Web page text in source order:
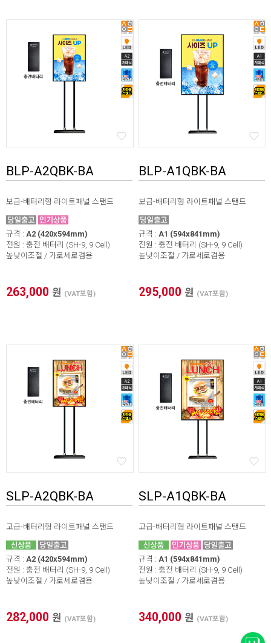
BLP-A2QBK-BA
보급-배터리형 라이트패널 스탠드
규격 : A2 (420x594mm)
전원 : 충전 배터리 (SH-9, 9 Cell)
높낮이조절 / 가로세로겸용
263,000 원 (VAT포함)
BLP-A1QBK-BA
보급-배터리형 라이트패널 스탠드
규격 : A1 (594x841mm)
전원 : 충전 배터리 (SH-9, 9 Cell)
높낮이조절 / 가로세로겸용
295,000 원 (VAT포함)
SLP-A2QBK-BA
고급-배터리형 라이트패널 스탠드
규격 : A2 (420x594mm)
전원 : 충전 배터리 (SH-9, 9 Cell)
높낮이조절 / 가로세로겸용
282,000 원 (VAT포함)
SLP-A1QBK-BA
고급-배터리형 라이트패널 스탠드
규격 : A1 (594x841mm)
전원 : 충전 배터리 (SH-9, 9 Cell)
높낮이조절 / 가로세로겸용
340,000 원 (VAT포함)